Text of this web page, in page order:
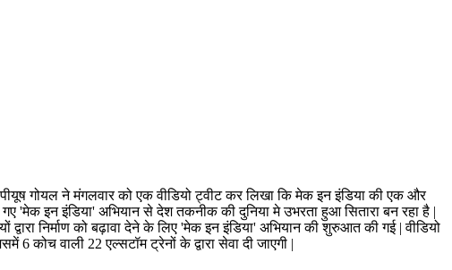
गोयल ने मंगलवार को एक वीडियो ट्वीट कर लिखा कि मेक इन इंडिया की एक और
'मेक इन इंडिया' अभियान से देश तकनीक की दुनिया मे उभरता हुआ सितारा बन रहा है |
निर्माण को बढ़ावा देने के लिए 'मेक इन इंडिया' अभियान की शुरुआत की गई | वीडियो
कोच वाली 22 एल्सटॉम ट्रेनों के द्वारा सेवा दी जाएगी |